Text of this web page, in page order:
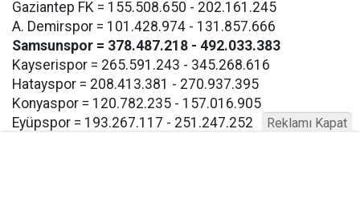
Gaziantep FK = 155.508.650 - 202.161.245
A. Demirspor = 101.428.974 - 131.857.666
Samsunspor = 378.487.218 - 492.033.383
Kayserispor = 265.591.243 - 345.268.616
Hatayspor = 208.413.381 - 270.937.395
Konyaspor = 120.782.235 - 157.016.905
Eyüpspor = 193.267.117 - 251.247.252
Reklamı Kapat